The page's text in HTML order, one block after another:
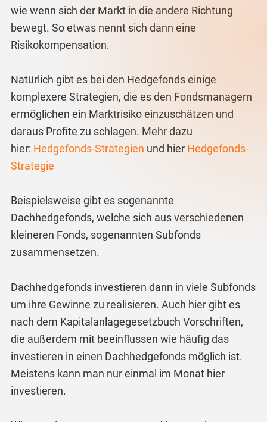
wie wenn sich der Markt in die andere Richtung
bewegt. So etwas nennt sich dann eine
Risikokompensation.
Natürlich gibt es bei den Hedgefonds einige
komplexere Strategien, die es den Fondsmanagern
ermöglichen ein Marktrisiko einzuschätzen und
daraus Profite zu schlagen. Mehr dazu
hier: Hedgefonds-Strategien und hier Hedgefonds-
Strategie
Beispielsweise gibt es sogenannte
Dachhedgefonds, welche sich aus verschiedenen
kleineren Fonds, sogenannten Subfonds
zusammensetzen.
Dachhedgefonds investieren dann in viele Subfonds
um ihre Gewinne zu realisieren. Auch hier gibt es
nach dem Kapitalanlagegesetzbuch Vorschriften,
die außerdem mit beeinflussen wie häufig das
investieren in einen Dachhedgefonds möglich ist.
Meistens kann man nur einmal im Monat hier
investieren.